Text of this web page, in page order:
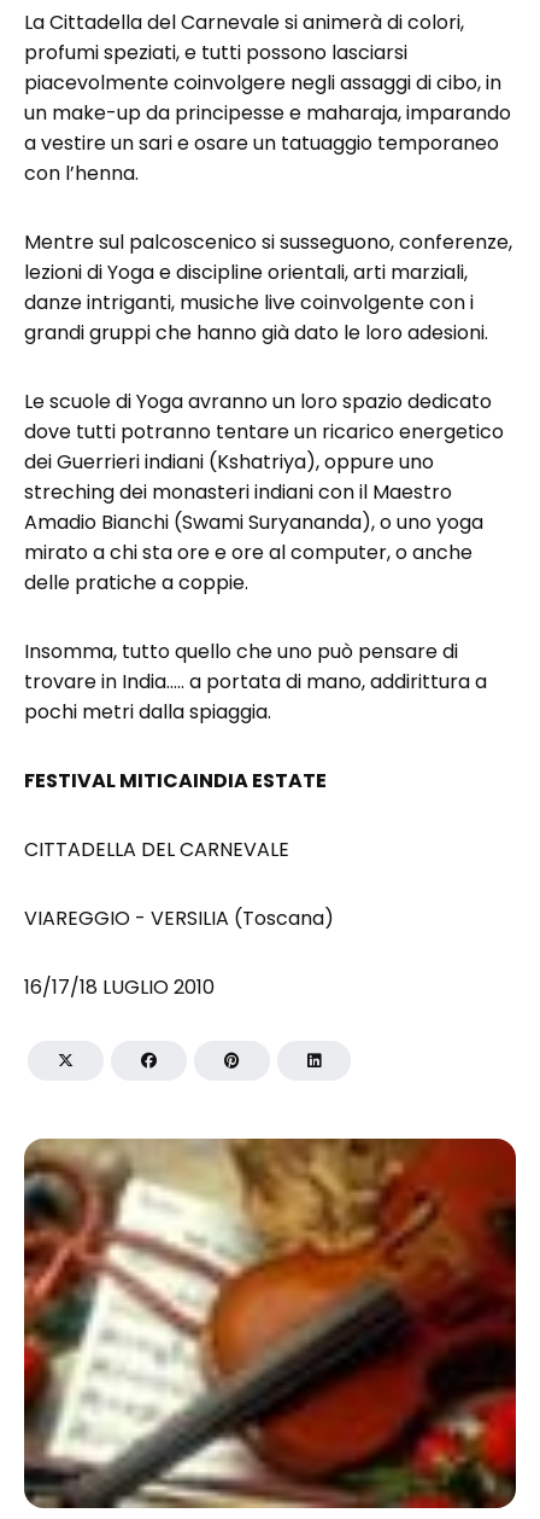
La Cittadella del Carnevale si animerà di colori,
profumi speziati, e tutti possono lasciarsi
piacevolmente coinvolgere negli assaggi di cibo, in
un make-up da principesse e maharaja, imparando
a vestire un sari e osare un tatuaggio temporaneo
con l’henna.
Mentre sul palcoscenico si susseguono, conferenze,
lezioni di Yoga e discipline orientali, arti marziali,
danze intriganti, musiche live coinvolgente con i
grandi gruppi che hanno già dato le loro adesioni.
Le scuole di Yoga avranno un loro spazio dedicato
dove tutti potranno tentare un ricarico energetico
dei Guerrieri indiani (Kshatriya), oppure uno
streching dei monasteri indiani con il Maestro
Amadio Bianchi (Swami Suryananda), o uno yoga
mirato a chi sta ore e ore al computer, o anche
delle pratiche a coppie.
Insomma, tutto quello che uno può pensare di
trovare in India….. a portata di mano, addirittura a
pochi metri dalla spiaggia.
FESTIVAL MITICAINDIA ESTATE
CITTADELLA DEL CARNEVALE
VIAREGGIO - VERSILIA (Toscana)
16/17/18 LUGLIO 2010